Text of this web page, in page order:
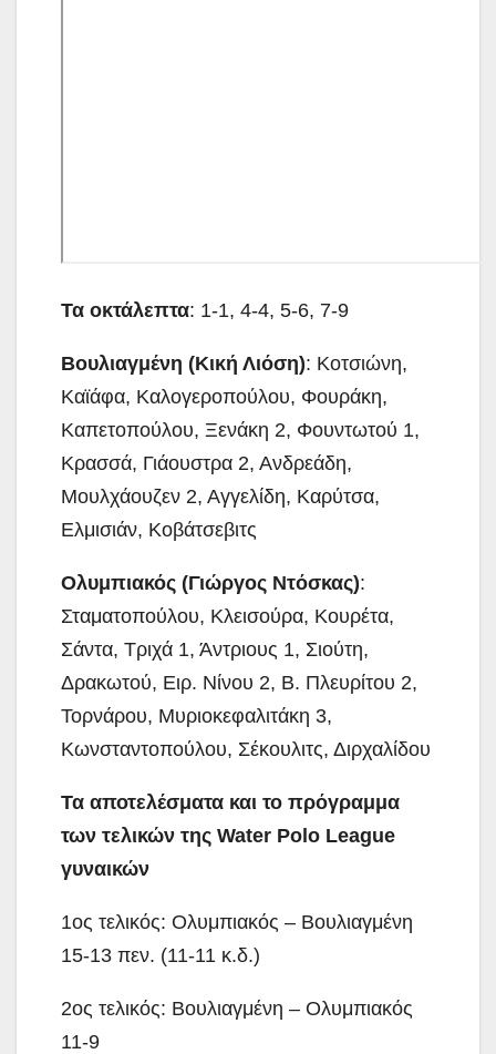
Τα οκτάλεπτα: 1-1, 4-4, 5-6, 7-9
Βουλιαγμένη (Κική Λιόση): Κοτσιώνη,
Καϊάφα, Καλογεροπούλου, Φουράκη,
Καπετοπούλου, Ξενάκη 2, Φουντωτού 1,
Κρασσά, Γιάουστρα 2, Ανδρεάδη,
Μουλχάουζεν 2, Αγγελίδη, Καρύτσα,
Ελμισιάν, Κοβάτσεβιτς
Ολυμπιακός (Γιώργος Ντόσκας):
Σταματοπούλου, Κλεισούρα, Κουρέτα,
Σάντα, Τριχά 1, Άντριους 1, Σιούτη,
Δρακωτού, Ειρ. Νίνου 2, Β. Πλευρίτου 2,
Τορνάρου, Μυριοκεφαλιτάκη 3,
Κωνσταντοπούλου, Σέκουλιτς, Διρχαλίδου
Τα αποτελέσματα και το πρόγραμμα
των τελικών της Water Polo League
γυναικών
1ος τελικός: Ολυμπιακός – Βουλιαγμένη
15-13 πεν. (11-11 κ.δ.)
2ος τελικός: Βουλιαγμένη – Ολυμπιακός
11-9